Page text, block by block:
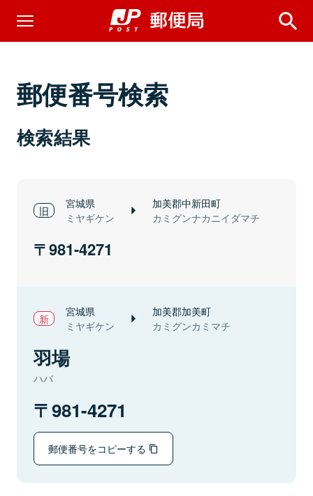
郵便番号検索
検索結果
宮城県
ミヤギケン
加美郡中新田町
カミグンナカニイダマチ
981-4271
宮城県
ミヤギケン
加美郡加美町
カミグンカミマチ
羽場
ハバ
981-4271
郵便番号をコピーする